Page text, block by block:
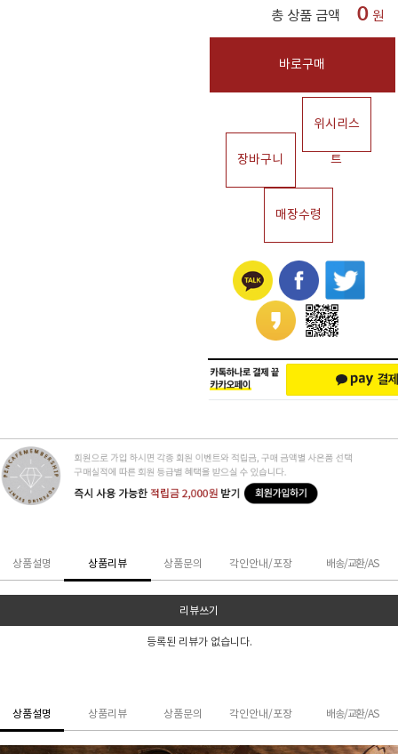
총 상품 금액 0 원
바로구매
장바구니
위시리스
트
매장수령
상품설명 상품리뷰 상품문의 각인안내/포장 배송/교환/AS
리뷰쓰기
등록된 리뷰가 없습니다.
상품설명 상품리뷰 상품문의 각인안내/포장 배송/교환/AS